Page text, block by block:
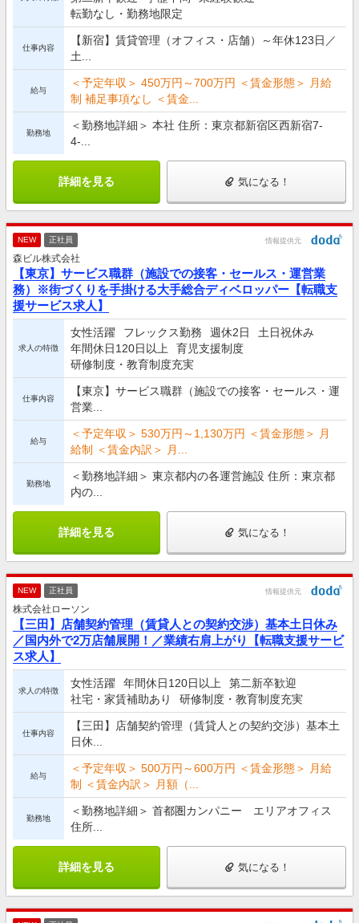
転勤なし・勤務地限定
仕事内容
【新宿】賃貸管理（オフィス・店舗）～年休123日／
土...
給与
＜予定年収＞ 450万円～700万円 ＜賃金形態＞ 月給
制 補足事項なし ＜賃金...
勤務地
＜勤務地詳細＞ 本社 住所：東京都新宿区西新宿7-
4-...
詳細を見る 気になる！
NEW 正社員 情報提供元
森ビル株式会社
【東京】サービス職群（施設での接客・セールス・運営業
務）※街づくりを手掛ける大手総合ディベロッパー【転職支
援サービス求人】
求人の特徴
女性活躍 フレックス勤務 週休2日
土日祝休み
年間休日120日以上
育児支援制度
研修制度・教育制度充実
仕事内容
【東京】サービス職群（施設での接客・セールス・運
営業...
給与
＜予定年収＞ 530万円～1,130万円 ＜賃金形態＞ 月
給制 ＜賃金内訳＞ 月...
勤務地
＜勤務地詳細＞ 東京都内の各運営施設 住所：東京都
内の...
詳細を見る 気になる！
NEW 正社員 情報提供元
株式会社ローソン
【三田】店舗契約管理（賃貸人との契約交渉）基本土日休み
／国内外で2万店舗展開！／業績右肩上がり【転職支援サービ
ス求人】
求人の特徴
女性活躍 年間休日120日以上
第二新卒歓迎
社宅・家賃補助あり
研修制度・教育制度充実
仕事内容
【三田】店舗契約管理（賃貸人との契約交渉）基本土
日休...
給与
＜予定年収＞ 500万円～600万円 ＜賃金形態＞ 月給
制 ＜賃金内訳＞ 月額（...
勤務地
＜勤務地詳細＞ 首都圏カンパニー エリアオフィス
住所...
詳細を見る 気になる！